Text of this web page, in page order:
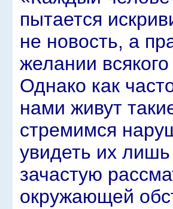
пытается
не новость, а
желании
Однако как
нами живут
стремимся
увидеть их
зачастую
окружающей